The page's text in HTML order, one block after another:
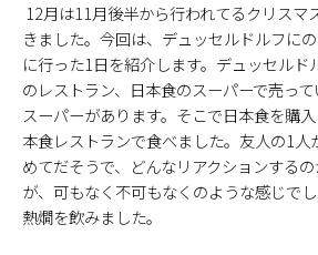
12月は11月後半から行われてるクリスマ
きました。今回は、デュッセルドルフに
に行った1日を紹介します。デュッセルド
のレストラン、日本食のスーパーで売っ
スーパーがあります。そこで日本食を購
本食レストランで食べました。友人の1人
めてだそうで、どんなリアクションする
が、可もなく不可もなくのような感じで
熱燗を飲みました。